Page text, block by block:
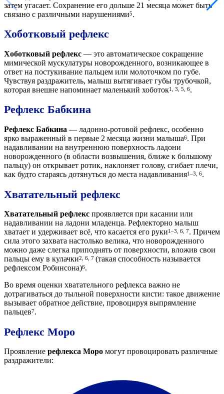
затем угасает. Сохранение его дольше 21 месяца может быть
связано с различными нарушениями5.
Хоботковый рефлекс
Хоботковый рефлекс — это автоматическое сокращение
мимической мускулатуры новорожденного, возникающее в
ответ на постукивание пальцем или молоточком по губе.
Чувствуя раздражитель, малыш вытягивает губы трубочкой,
которая внешне напоминает маленький хоботок1, 3, 5, 6.
Рефлекс Бабкина
Рефлекс Бабкина — ладонно-ротовой рефлекс, особенно
ярко выраженный в первые 2 месяца жизни малыша6. При
надавливании на внутреннюю поверхность ладони
новорожденного (в области возвышения, ближе к большому
пальцу) он открывает ротик, наклоняет голову, сгибает плечи,
как будто стараясь дотянуться до места надавливания1–3, 6.
Хватательный рефлекс
Хватательный рефлекс проявляется при касании или
надавливании на ладони младенца. Рефлекторно малыш
хватает и удерживает всё, что касается его руки1–3, 6, 7. Причем
сила этого захвата настолько велика, что новорожденного
можно даже слегка приподнять от поверхности, вложив свои
пальцы ему в кулачки2, 6, 7 (такая способность называется
рефлексом Робинсона)6.
Во время оценки хватательного рефлекса важно не
дотрагиваться до тыльной поверхности кисти: такое движение
вызывает обратное действие, провоцируя выпрямление
пальцев7.
Рефлекс Моро
Проявление рефлекса Моро могут провоцировать различные
раздражители: